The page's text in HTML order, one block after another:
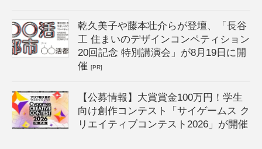
乾久美子や藤本壮介らが登壇、「長谷
工 住まいのデザインコンペティション
20回記念 特別講演会」が8月19日に開
催[PR]
【公募情報】大賞賞金100万円！学生
向け創作コンテスト「サイゲームス ク
リエイティブコンテスト2026」が開催